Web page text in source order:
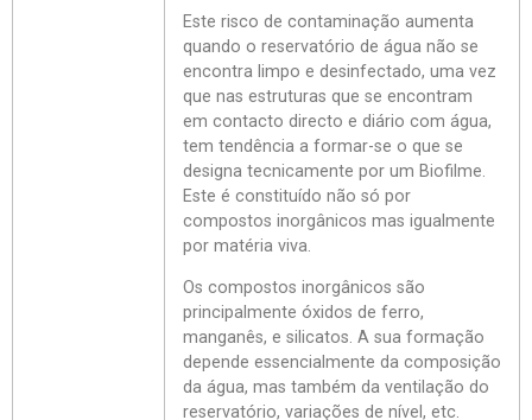
Este risco de contaminação aumenta
quando o reservatório de água não se
encontra limpo e desinfectado, uma vez
que nas estruturas que se encontram
em contacto directo e diário com água,
tem tendência a formar-se o que se
designa tecnicamente por um Biofilme.
Este é constituído não só por
compostos inorgânicos mas igualmente
por matéria viva.
Os compostos inorgânicos são
principalmente óxidos de ferro,
manganês, e silicatos. A sua formação
depende essencialmente da composição
da água, mas também da ventilação do
reservatório, variações de nível, etc.